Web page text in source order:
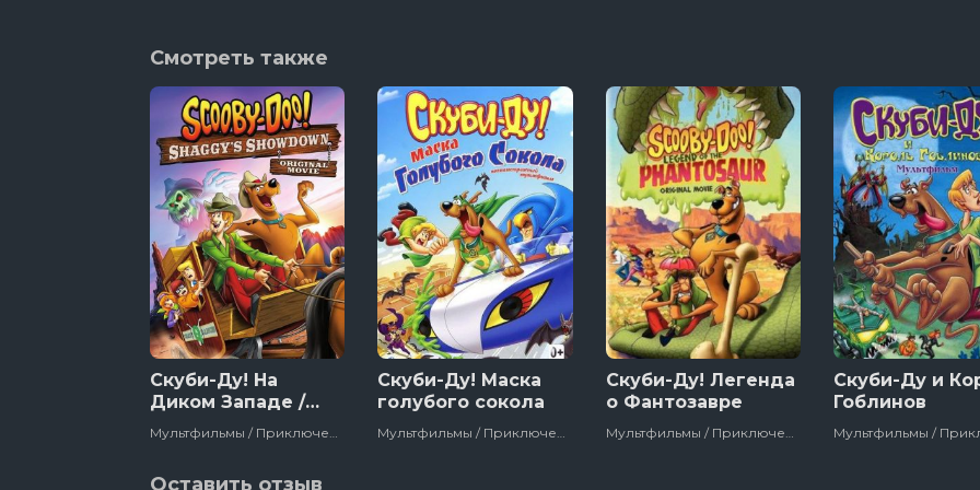
Смотреть также
Скуби-Ду! На
Диком Западе /
Откровения ШеггиМультфильмы / Приключения / Зарубежный / Боевик / Комедия / Семейный / Полнометражный / Детский / Сша / 2017
Скуби-Ду! Маска
голубого сокола
Мультфильмы / Приключения / Зарубежный / Семейный / Полнометражный / Детский / Сша
Скуби-Ду! Легенда
о Фантозавре
Мультфильмы / Приключения / Зарубежный / Комедия / Семейный / Полнометражный / Детский / Про Животных / Сша
Скуби-Ду и
Гоблинов
Оставить отзыв